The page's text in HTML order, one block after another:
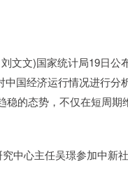
文文)国家统计局19日公
中国经济运行情况进行
稳的态势，不仅在短周
中心主任吴璟参加中新